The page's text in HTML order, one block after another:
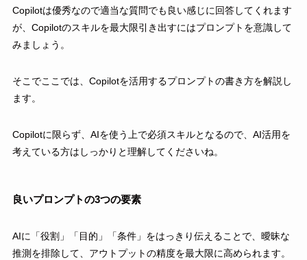
Copilotは優秀なので適当な質問でも良い感じに回答してくれます
が、Copilotのスキルを最大限引き出すにはプロンプトを意識して
みましょう。
そこでここでは、Copilotを活用するプロンプトの書き方を解説し
ます。
Copilotに限らず、AIを使う上で必須スキルとなるので、AI活用を
考えている方はしっかりと理解してくださいね。
良いプロンプトの3つの要素
AIに「役割」「目的」「条件」をはっきり伝えることで、曖昧な
推測を排除して、アウトプットの精度を最大限に高められます。